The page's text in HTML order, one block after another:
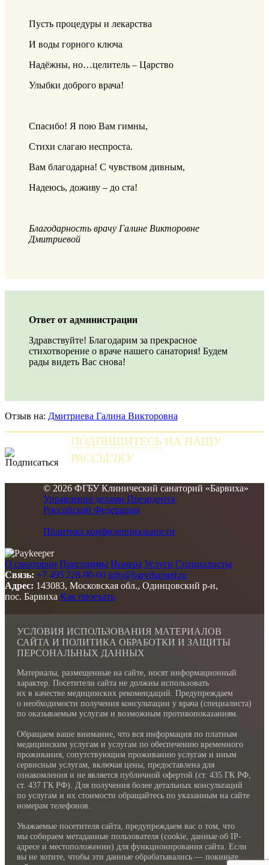
Пусть процедуры и лекарства
И воды горного ключа
Надёжны, но…целитель – Царство
Улыбки доброго врача!
Спасибо! Я пою Вам гимны,
Стихи слагаю неспроста.
Вам благодарна! С чувством дивным,
Надеюсь, доживу – до ста!
Благодарность врачу Галине Викторовне
Дмитриевой
Ответ от администрации
Здравствуйте! Благодарим за прекрасное
стихотворение о враче нашего санатория! Будем
рады видеть Вас снова!
Отзыв на: Дмитриева Галина Викторовна
ПОДПИШИТЕСЬ НА НАШУ
РАССЫЛКУ
© 2026 ФГБУ Клинический санаторий «Барвиха»
Управления делами Президента
Российской Федерации
Политика конфиденциальности
О санатории Программы Номера Услуги Специалисты
Связь: +7 495 228-90-60 info@barvihamed.ru
Адрес: 143083, Московская обл., Одинцовский р-н,
пос. Барвиха Как проехать
УСЛОВИЯ ИСПОЛЬЗОВАНИЯ МАТЕРИАЛОВ
САЙТА И ПОЛИТИКА ОБРАБОТКИ И ЗАЩИТЫ
ПЕРСОНАЛЬНЫХ ДАННЫХ
Материалы, размещенные на сайте, носят информационный
характер. Посетители сайта не должны использовать
их в качестве медицинских рекомендаций. Предупреждаем
о необходимости получения консультации у врача (специалиста)
по оказываемым услугам и возможным противопоказаниям.
Обращаем ваше внимание, что вся информация по платным
медицинским услугам и услугам по обеспечению временного
проживания, сопутствующим проживанию услугам и иным
сервисным услугам, включая цены, предоставлена для
ознакомления и не является публичной офертой (ст. 435 ГК РФ,
cт. 437 ГК РФ). Для получения более детальных консультаций
по услугам и их стоимости обращайтесь по указанным на сайте
номерам телефонов.
Уважаемые посетителя сайта, предупреждаем вас о том, что
мы собираем метаданные пользователя (cookie, данные об IP-
адресе и местоположении) для функционирования сайта. Если
вы не хотите, чтобы эти данные обрабатывались — покиньте